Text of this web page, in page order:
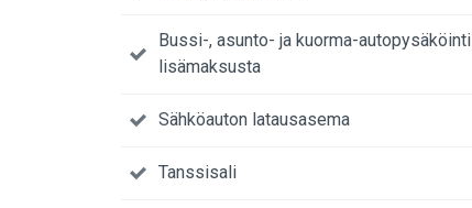
Bussi-, asunto- ja kuorma-autopysäköinti
lisämaksusta
Sähköauton latausasema
Tanssisali